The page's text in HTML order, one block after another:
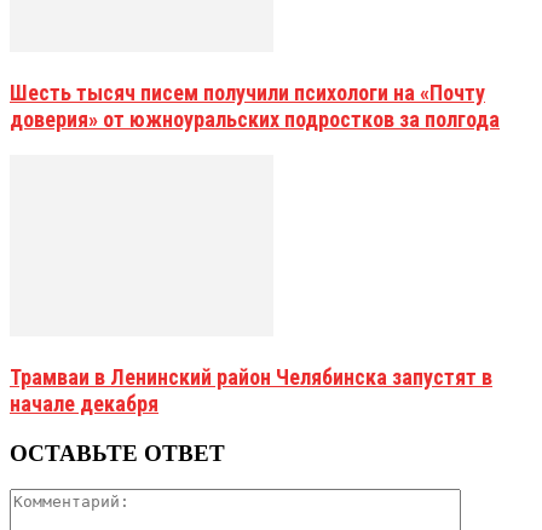
Шесть тысяч писем получили психологи на «Почту
доверия» от южноуральских подростков за полгода
Трамваи в Ленинский район Челябинска запустят в
начале декабря
ОСТАВЬТЕ ОТВЕТ